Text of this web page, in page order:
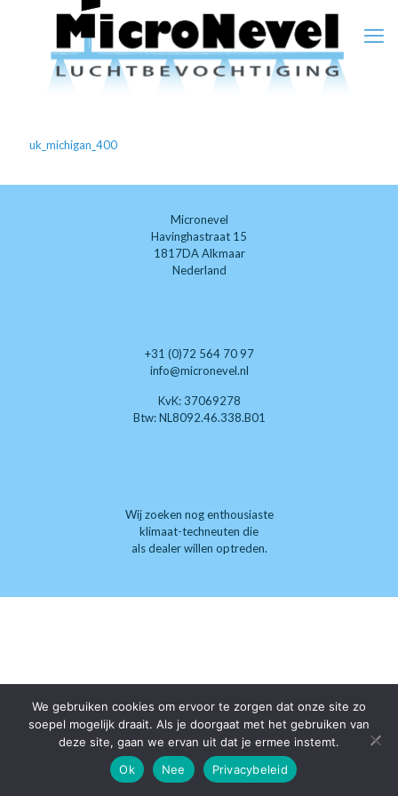
uk_michigan_400
Micronevel
Havinghastraat 15
1817DA Alkmaar
Nederland
+31 (0)72 564 70 97
info@micronevel.nl
KvK: 37069278
Btw: NL8092.46.338.B01
Wij zoeken nog enthousiaste
klimaat-techneuten die
als dealer willen optreden.
We gebruiken cookies om ervoor te zorgen dat onze site zo
soepel mogelijk draait. Als je doorgaat met het gebruiken van
deze site, gaan we ervan uit dat je ermee instemt.
Ok
Nee Privacybeleid